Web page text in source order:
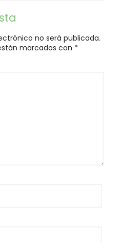
no será publicada.
marcados con *